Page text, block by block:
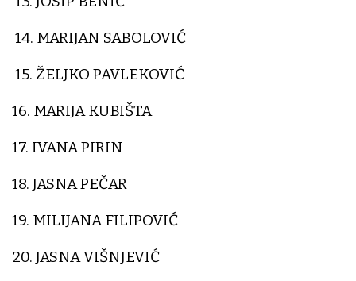
14. MARIJAN SABOLOVIĆ
15. ŽELJKO PAVLEKOVIĆ
16. MARIJA KUBIŠTA
17. IVANA PIRIN
18. JASNA PEČAR
19. MILIJANA FILIPOVIĆ
20. JASNA VIŠNJEVIĆ